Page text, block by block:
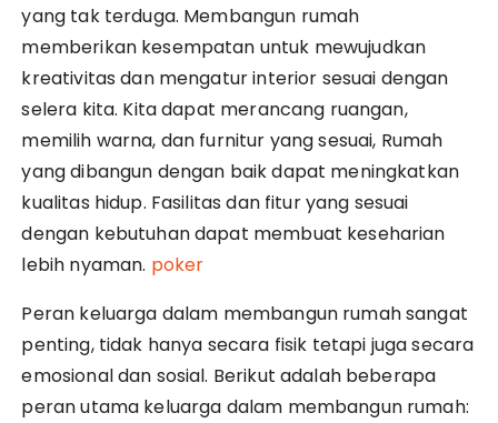
yang tak terduga. Membangun rumah
memberikan kesempatan untuk mewujudkan
kreativitas dan mengatur interior sesuai dengan
selera kita. Kita dapat merancang ruangan,
memilih warna, dan furnitur yang sesuai, Rumah
yang dibangun dengan baik dapat meningkatkan
kualitas hidup. Fasilitas dan fitur yang sesuai
dengan kebutuhan dapat membuat keseharian
lebih nyaman. poker
Peran keluarga dalam membangun rumah sangat
penting, tidak hanya secara fisik tetapi juga secara
emosional dan sosial. Berikut adalah beberapa
peran utama keluarga dalam membangun rumah: